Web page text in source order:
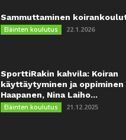
Sammuttaminen
Eläinten koulutus 22.1.2026
SporttiRakin kahvila: Koiran
käyttäytyminen ja oppiminen
Haapanen, Nina Laiho...
Eläinten koulutus 21.12.2025